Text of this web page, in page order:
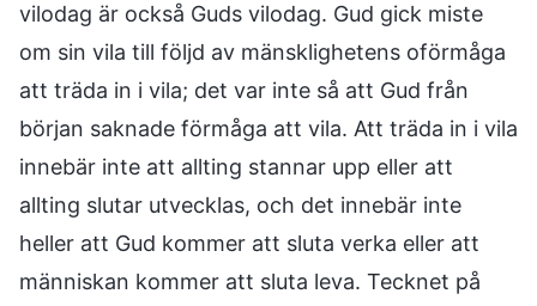
vilodag är också Guds vilodag. Gud gick miste
om sin vila till följd av mänsklighetens oförmåga
att träda in i vila; det var inte så att Gud från
början saknade förmåga att vila. Att träda in i vila
innebär inte att allting stannar upp eller att
allting slutar utvecklas, och det innebär inte
heller att Gud kommer att sluta verka eller att
människan kommer att sluta leva. Tecknet på